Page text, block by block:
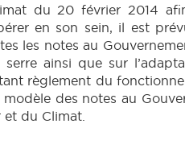
du 20 février 2014
en son sein, il est
les notes au
ainsi que sur
règlement du
des notes au
du Climat.